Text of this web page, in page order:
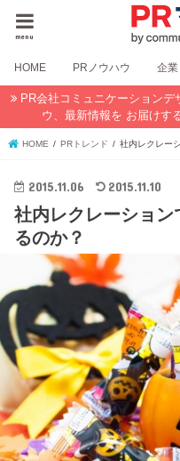
menu
HOME PRノウハウ 企業
PR会社コミュニケーション
ウ、最新情報を お届けす
HOME PRトレンド 社内レクレー
2015.11.06 2015.11.10
社内レクレーション
るのか？